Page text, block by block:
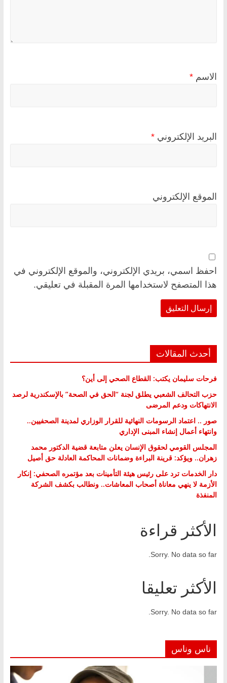
الاسم *
البريد الإلكتروني *
الموقع الإلكتروني
احفظ اسمي، بريدي الإلكتروني، والموقع الإلكتروني في
هذا المتصفح لاستخدامها المرة المقبلة في تعليقي.
أحدث المقالات
فرحات سليمان يكتب: القطاع الصحي إلى أين؟
حزب التحالف الشعبي يطلق لجنة “الحق في الصحة” بالإسكندرية لرصد
الانتهاكات ودعم المرضى
صور .. اعتماد الرسومات النهائية للقرار الوزاري لمدينة الصحفيين..
وانتهاء أعمال إنشاء المبنى الإداري
المجلس القومي لحقوق الإنسان يعلن متابعة قضية الدكتور محمد
زهران.. ويؤكد: قرينة البراءة وضمانات المحاكمة العادلة حق أصيل
دار الخدمات ترد على رئيس هيئة التأمينات بعد مؤتمره الصحفي: إنكار
الأزمة لا ينهي معاناة أصحاب المعاشات.. ونطالب بكشف الشركة
المنفذة
الأكثر قراءة
Sorry. No data so far.
الأكثر تعليقا
Sorry. No data so far.
ناس وناس